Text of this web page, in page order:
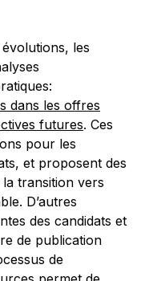
les
dans les offres
futures. Ces
pour les
et proposent des
transition vers
D’autres
des candidats et
de publication
de